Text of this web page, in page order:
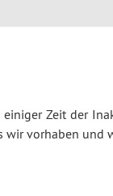
Zeit der
wir vorhaben und